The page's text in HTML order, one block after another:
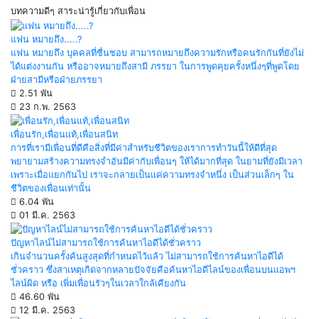
บทความดีๆ สาระน่ารู้เกี่ยวกับเพื่อน
แฟน หมายถึง.....?
แฟน หมายถึง บุคคลที่ชื่นชอบ สามารถหมายถึงความรักหรือคนรักกันที่ยังไม่
ได้แต่งงานกัน หรืออาจหมายถึงสามี ภรรยา ในการพูดคุยครั้งหนึ่งๆที่พูดโดย
ฝ่ายสามีหรือฝ่ายภรรยา
2.51 พัน
23 ก.พ. 2563
เพื่อนรัก,เพื่อนแท้,เพื่อนสนิท
การที่เรามีเพื่อนที่ดีคือสิ่งที่มีค่าสำหรับชีวิตของเราการทำวันนี้ให้ดีที่สุด
พยายามสร้างความทรงจำอันมีค่ากับเพื่อนๆ ให้ได้มากที่สุด ในยามที่ยังมีเวลา
เพราะเมื่อแยกกันไป เราจะกลายเป็นแค่ความทรงจำหนึ่ง เป็นส่วนเล็กๆ ใน
ชีวิตของเพื่อนเท่านั้น
6.04 พัน
01 มี.ค. 2563
ปัญหาไลน์ไม่สามารถใช้การค้นหาไอดีได้ชั่วคราว
เกินจำนวนครั้งค้นสูงสุดที่กำหนดไว้แล้ว ไม่สามารถใช้การค้นหาไอดีได้
ชั่วคราว ซึ่งสาเหตุเกิดจากหลายปัจจัยคือค้นหาไอดีไลน์ของเพื่อนบนแอพฯ
ไลน์ผิด หรือ เพิ่มเพื่อนรัวๆในเวลาใกล้เคียงกัน
46.60 พัน
12 มี.ค. 2563